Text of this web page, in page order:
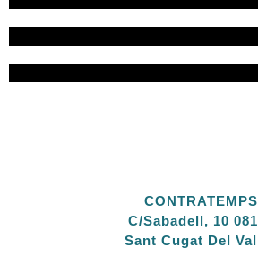
CONTRATEMPS
C/Sabadell, 10
Sant Cugat Del